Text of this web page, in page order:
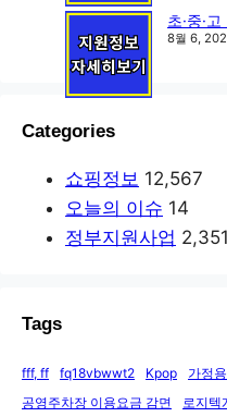
초·중·
8월 6,
Categories
쇼핑정보 12,567
오늘의 이슈 14
정부지원사업 2,351
Tags
fff, ff fq18vbwwt2 Kpop 가정
공영주차장 이용요금 감면
로지텍